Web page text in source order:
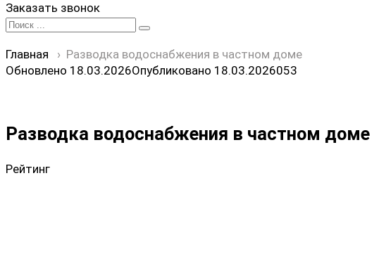
Заказать звонок
Search
Главная
› Разводка водоснабжения в частном доме
Обновлено 18.03.2026Опубликовано 18.03.2026053
Разводка водоснабжения в частном доме
Рейтинг